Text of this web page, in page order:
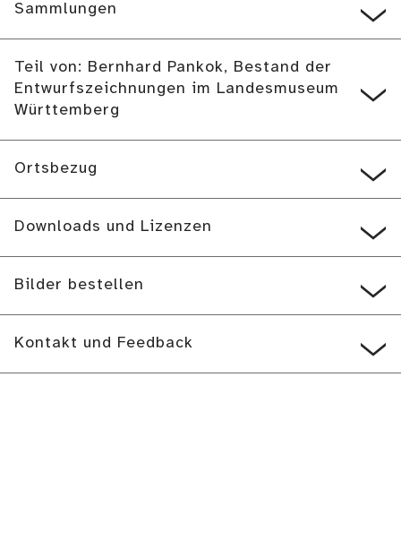
Sammlungen
Teil von: Bernhard Pankok, Bestand der
Entwurfszeichnungen im Landesmuseum
Württemberg
Ortsbezug
Downloads und Lizenzen
Bilder bestellen
Kontakt und Feedback